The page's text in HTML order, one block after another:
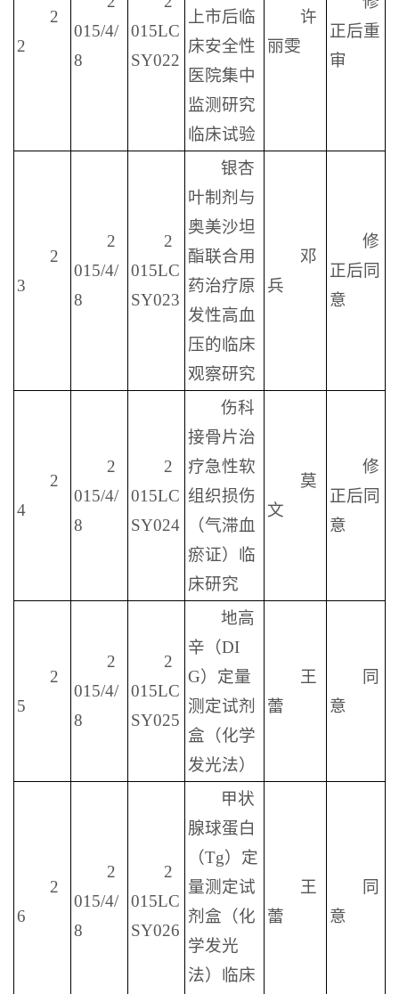
2
2
015/4/
8
015LC
SY022
上市后临
床安全性
医院集中
监测研究
临床试验
许
丽雯
正后重
审
2
3
2
015/4/
8
2
015LC
SY023
银杏
叶制剂与
奥美沙坦
酯联合用
药治疗原
发性高血
压的临床
观察研究
邓
兵
修
正后同
意
2
4
2
015/4/
8
2
015LC
SY024
伤科
接骨片治
疗急性软
组织损伤
（气滞血
瘀证）临
床研究
莫
文
修
正后同
意
2
5
2
015/4/
8
2
015LC
SY025
地高
辛（DI
G）定量
测定试剂
盒（化学
发光法）
王
蕾
同
意
2
6
2
015/4/
8
2
015LC
SY026
甲状
腺球蛋白
（Tg）定
量测定试
剂盒（化
学发光
法）临床
王
蕾
同
意